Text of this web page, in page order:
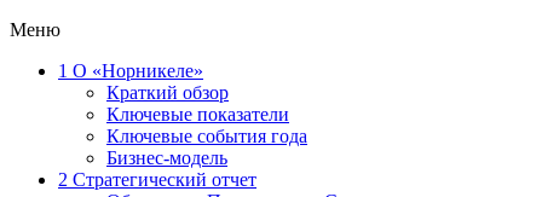
Меню
1 О «Норникеле»
Краткий обзор
Ключевые показатели
Ключевые события года
Бизнес-модель
2 Стратегический отчет